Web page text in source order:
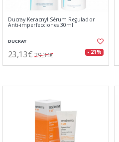
Ducray Keracnyl Sérum Regulador
Anti-imperfecciones 30ml
DUCRAY
23,13€ 29,34€ - 21%